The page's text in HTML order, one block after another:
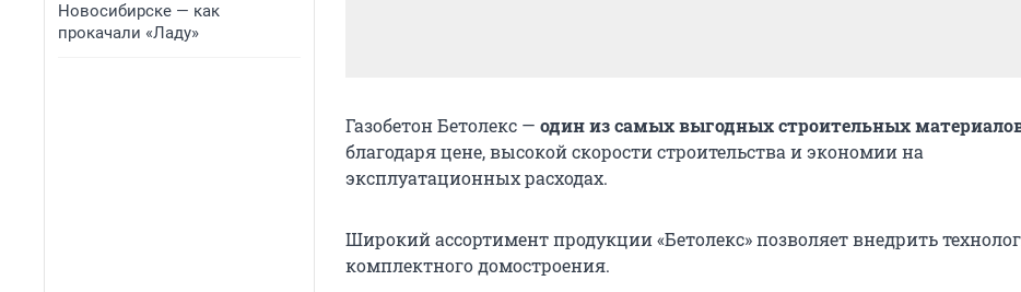
Новосибирске — как
прокачали «Ладу»
Газобетон Бетолекс — один из самых выгодных строительных
благодаря цене, высокой скорости строительства и экономии на
эксплуатационных расходах.
Широкий ассортимент продукции «Бетолекс» позволяет внедрить
комплектного домостроения.